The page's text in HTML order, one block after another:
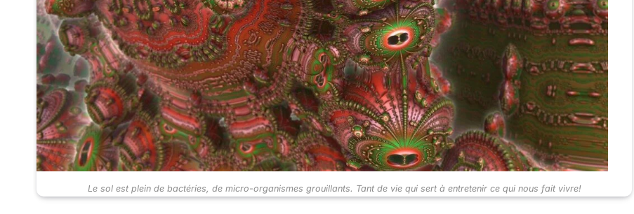
Le sol est plein de bactéries, de micro-organismes grouillants. Tant de vie qui sert à entretenir ce qui nous fait vivre!